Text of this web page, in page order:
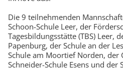
Die 9 teilnehmenden
Schoon-Schule Leer, der
Tagesbildungsstätte (TBS) Leer,
Papenburg, der Schule an der
Schule am Moortief Norden, der
Schneider-Schule Esens und der